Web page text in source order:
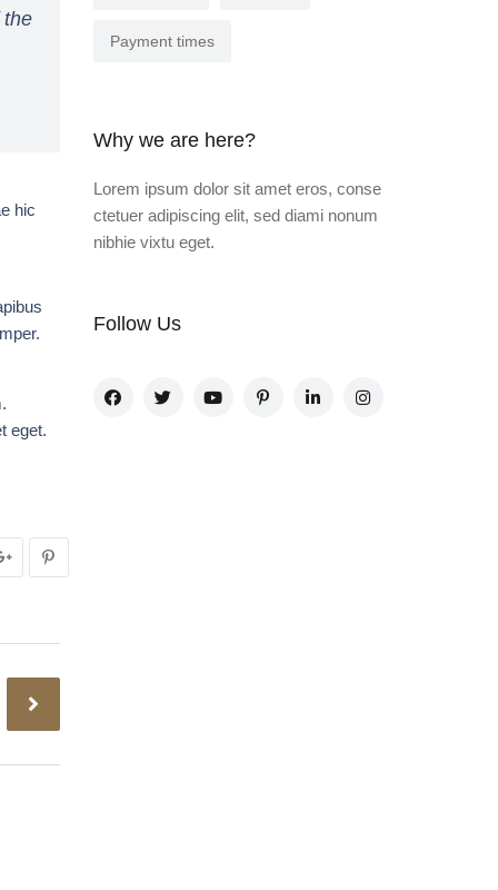
the
hic
eget.
Payment times
Why we are here?
Lorem ipsum dolor sit amet eros, conse
ctetuer adipiscing elit, sed diami nonum
nibhie vixtu eget.
Follow Us